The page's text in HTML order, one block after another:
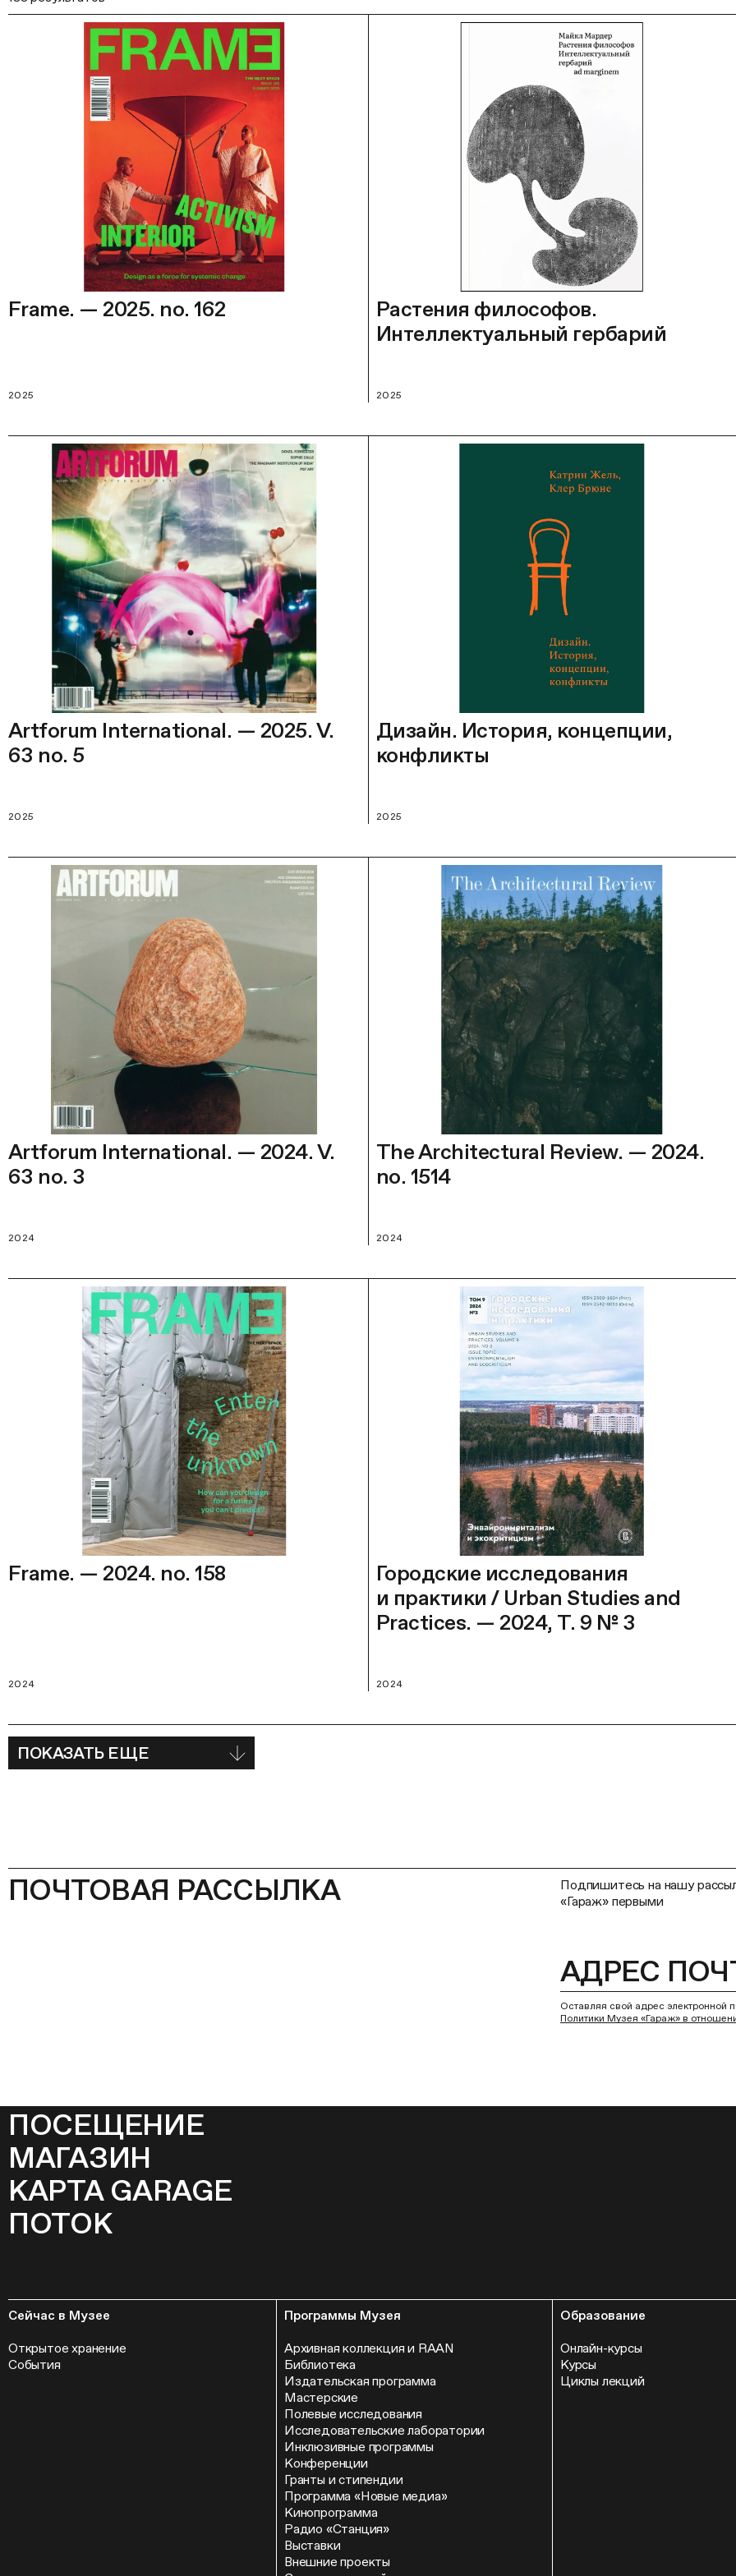
Frame. — 2025. no. 162
2025
Растения философов.
Интеллектуальный гербарий
2025
Artforum International. — 2025. V.
63 no. 5
2025
Дизайн. История, концепции,
конфликты
2025
Artforum International. — 2024. V.
63 no. 3
2024
The Architectural Review. — 2024.
no. 1514
2024
Frame. — 2024. no. 158
2024
Городские исследования
и практики / Urban Studies and
Practices. — 2024, Т. 9 № 3
2024
ПОКАЗАТЬ ЕЩЕ
ПОЧТОВАЯ РАССЫЛКА
Подпишитесь на нашу
«Гараж» первыми
Оставляя свой адрес электронной
Политики Музея «Гараж» в
ПОСЕЩЕНИЕ
МАГАЗИН
КАРТА GARAGE
ПОТОК
Сейчас в Музее
Открытое хранение
События
Программы Музея
Архивная коллекция и RAAN
Библиотека
Издательская программа
Мастерские
Полевые исследования
Исследовательские лаборатории
Инклюзивные программы
Конференции
Гранты и стипендии
Программа «Новые медиа»
Кинопрограмма
Радио «Станция»
Выставки
Внешние проекты
Образование
Онлайн-курсы
Курсы
Циклы лекций